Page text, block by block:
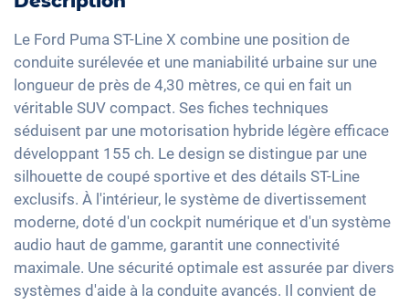
Feux arrière à LED
Détecteur de luminosité et de pluie
Rétroviseurs extérieurs à réglage électrique
Rétroviseur intérieur jour/nuit automatique
19" jantes en aluminium
Détection de fatigue
Contrôle de pression des pneus
Assistant de freinage d'urgence
Détection des piétons
Dispositif mains-libres
Système audio haute définition
Commande vocale
Interface USB
Apple Car Play
Android Auto
Ecran tactile
Recharge téléphone sans fil
Interface USB-C
Keyless Entry & Go
Sièges chauffants avant
Sièges en cuir partiel
Vitres surteintées
Lumière d'ambiance
Volant chauffant
Accoudoir central pour les sièges avant
Camera à 360 degrés
Assistance au démarrage en côte
Le Ford Puma ST-Line X combine une position de
conduite surélevée et une maniabilité urbaine sur une
longueur de près de 4,30 mètres, ce qui en fait un
véritable SUV compact. Ses fiches techniques
séduisent par une motorisation hybride légère efficace
développant 155 ch. Le design se distingue par une
silhouette de coupé sportive et des détails ST-Line
exclusifs. À l'intérieur, le système de divertissement
moderne, doté d'un cockpit numérique et d'un système
audio haut de gamme, garantit une connectivité
maximale. Une sécurité optimale est assurée par divers
systèmes d'aide à la conduite avancés. Il convient de